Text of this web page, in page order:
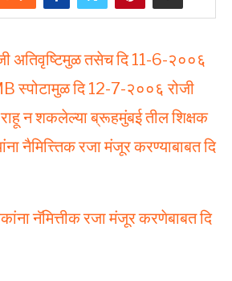
अतिवृष्टिमुळ तसेच दि 11-6-२००६
स्पोटामुळ दि 12-7-२००६ रोजी
न शकलेल्या ब्रूहमुंबई तील शिक्षक
नैमित्त्तिक रजा मंजूर करण्याबाबत दि
नॅमित्तीक रजा मंजूर करणेबाबत दि